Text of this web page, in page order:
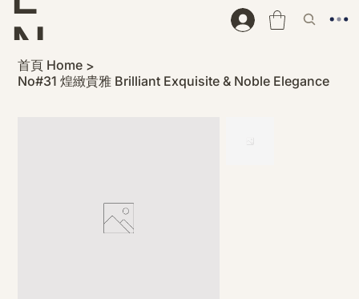
N
D
首頁 Home >
No#31 煌緻貴雅 Brilliant Exquisite & Noble Elegance